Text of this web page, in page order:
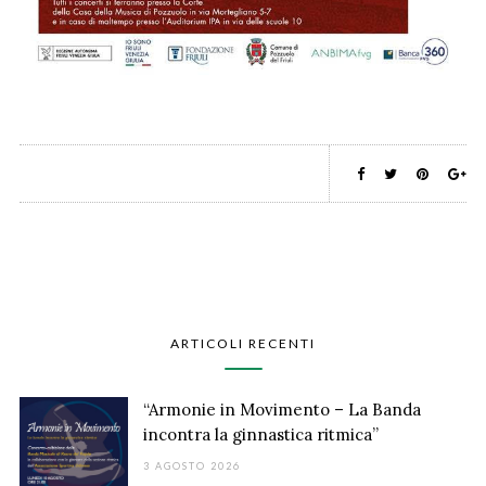
ARTICOLI RECENTI
“Armonie in Movimento – La Banda
incontra la ginnastica ritmica”
3 AGOSTO 2026